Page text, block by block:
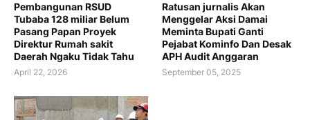
Pembangunan RSUD
Tubaba 128 miliar Belum
Pasang Papan Proyek
Direktur Rumah sakit
Daerah Ngaku Tidak Tahu
April 22, 2026
Ratusan jurnalis Akan
Menggelar Aksi Damai
Meminta Bupati Ganti
Pejabat Kominfo Dan Desak
APH Audit Anggaran
September 05, 2025